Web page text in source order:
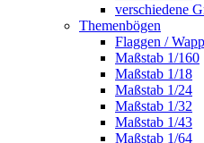
verschiedene
Themenbögen
Flaggen /
Maßstab 1/160
Maßstab 1/18
Maßstab 1/24
Maßstab 1/32
Maßstab 1/43
Maßstab 1/64